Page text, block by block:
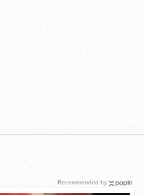
Recommended by